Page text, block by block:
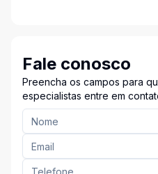
Fale conosco
Preencha os campos para
especialistas entre em